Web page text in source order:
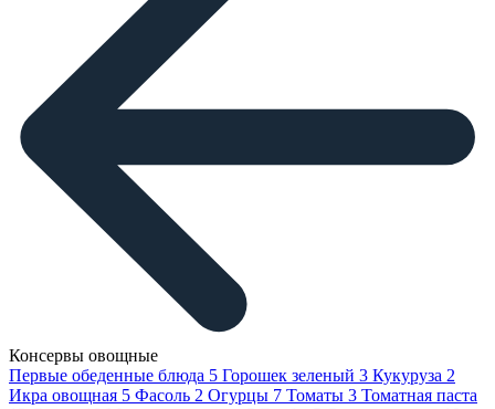
Консервы овощные
Первые обеденные блюда 5 Горошек зеленый 3 Кукуруза 2
Икра овощная 5 Фасоль 2 Огурцы 7 Томаты 3 Томатная паста